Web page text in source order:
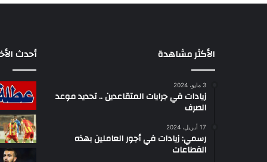
الأكثر مشاهدة
3 مايو، 2024
زيادات في جرايات المتقاعدين .. تحديد موعد
الصرف
17 أبريل، 2024
رسمي: زيادات في أجور العاملين بهذه
القطاعات
أحدث